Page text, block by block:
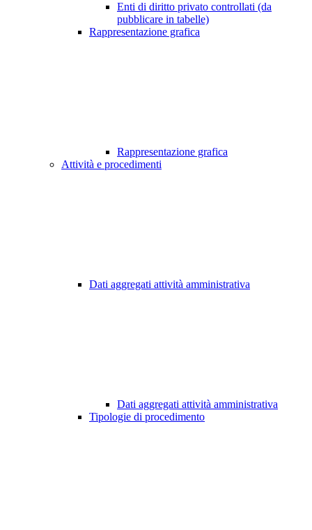
Enti di diritto privato controllati (da
pubblicare in tabelle)
Rappresentazione grafica
Rappresentazione grafica
Attività e procedimenti
Dati aggregati attività amministrativa
Dati aggregati attività amministrativa
Tipologie di procedimento